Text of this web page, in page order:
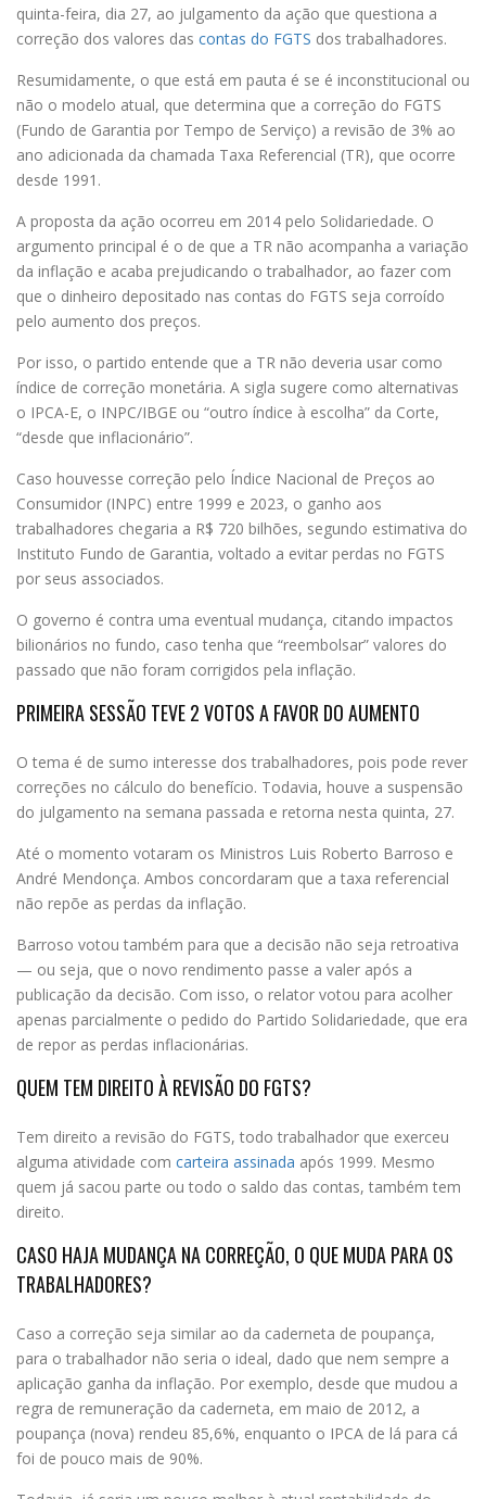
quinta-feira, dia 27, ao julgamento da ação que questiona a
correção dos valores das contas do FGTS dos trabalhadores.
Resumidamente, o que está em pauta é se é inconstitucional ou
não o modelo atual, que determina que a correção do FGTS
(Fundo de Garantia por Tempo de Serviço) a revisão de 3% ao
ano adicionada da chamada Taxa Referencial (TR), que ocorre
desde 1991.
A proposta da ação ocorreu em 2014 pelo Solidariedade. O
argumento principal é o de que a TR não acompanha a variação
da inflação e acaba prejudicando o trabalhador, ao fazer com
que o dinheiro depositado nas contas do FGTS seja corroído
pelo aumento dos preços.
Por isso, o partido entende que a TR não deveria usar como
índice de correção monetária. A sigla sugere como alternativas
o IPCA-E, o INPC/IBGE ou “outro índice à escolha” da Corte,
“desde que inflacionário”.
Caso houvesse correção pelo Índice Nacional de Preços ao
Consumidor (INPC) entre 1999 e 2023, o ganho aos
trabalhadores chegaria a R$ 720 bilhões, segundo estimativa do
Instituto Fundo de Garantia, voltado a evitar perdas no FGTS
por seus associados.
O governo é contra uma eventual mudança, citando impactos
bilionários no fundo, caso tenha que “reembolsar” valores do
passado que não foram corrigidos pela inflação.
PRIMEIRA SESSÃO TEVE 2 VOTOS A FAVOR DO AUMENTO
O tema é de sumo interesse dos trabalhadores, pois pode rever
correções no cálculo do benefício. Todavia, houve a suspensão
do julgamento na semana passada e retorna nesta quinta, 27.
Até o momento votaram os Ministros Luis Roberto Barroso e
André Mendonça. Ambos concordaram que a taxa referencial
não repõe as perdas da inflação.
Barroso votou também para que a decisão não seja retroativa
— ou seja, que o novo rendimento passe a valer após a
publicação da decisão. Com isso, o relator votou para acolher
apenas parcialmente o pedido do Partido Solidariedade, que era
de repor as perdas inflacionárias.
QUEM TEM DIREITO À REVISÃO DO FGTS?
Tem direito a revisão do FGTS, todo trabalhador que exerceu
alguma atividade com carteira assinada após 1999. Mesmo
quem já sacou parte ou todo o saldo das contas, também tem
direito.
CASO HAJA MUDANÇA NA CORREÇÃO, O QUE MUDA PARA OS
TRABALHADORES?
Caso a correção seja similar ao da caderneta de poupança,
para o trabalhador não seria o ideal, dado que nem sempre a
aplicação ganha da inflação. Por exemplo, desde que mudou a
regra de remuneração da caderneta, em maio de 2012, a
poupança (nova) rendeu 85,6%, enquanto o IPCA de lá para cá
foi de pouco mais de 90%.